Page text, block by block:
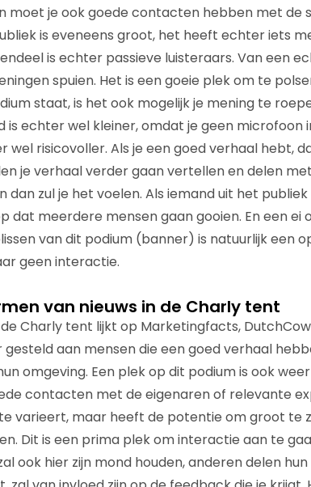
moet je ook goede contacten hebben met de
is eveneens groot, het heeft echter iets
is echter passieve luisteraars. Van een
spuien. Het is een goeie plek om te
staat, is het ook mogelijk je mening te
is echter wel kleiner, omdat je geen microfoon
wel risicovoller. Als je een goed verhaal hebt,
je verhaal verder gaan vertellen en delen
dan zul je het voelen. Als iemand uit het
dat meerdere mensen gaan gooien. En een ei
van dit podium (banner) is natuurlijk een
geen interactie.
van nieuws in de Charly tent
Charly tent lijkt op Marketingfacts,
gesteld aan mensen die een goed verhaal
omgeving. Een plek op dit podium is ook
contacten met de eigenaren of relevante
varieert, maar heeft de potentie om groot te
Dit is een prima plek om interactie aan te
ook hier zijn mond houden, anderen delen